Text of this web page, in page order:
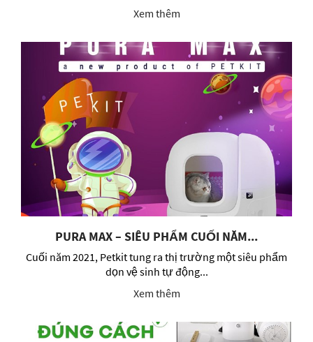
Xem thêm
PURA MAX – SIÊU PHẨM CUỐI NĂM...
Cuối năm 2021, Petkit tung ra thị trường một siêu phẩm
dọn vệ sinh tự động...
Xem thêm